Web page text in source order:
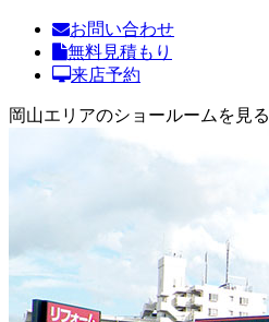
お問い合わせ
無料見積もり
来店予約
岡山エリアのショールームを見る